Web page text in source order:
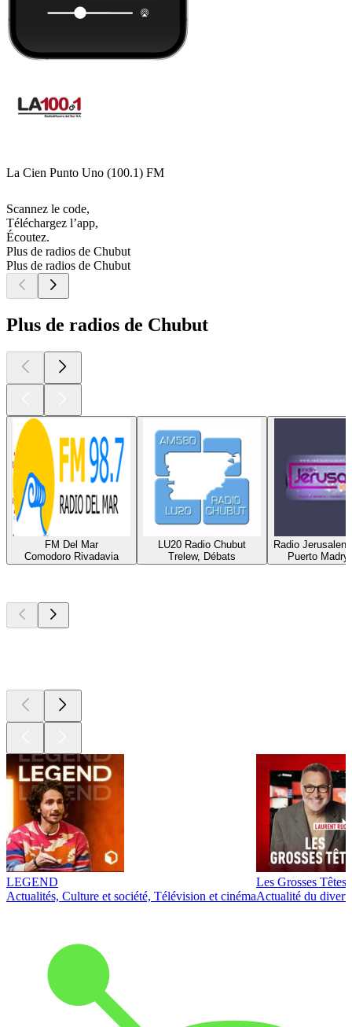
La Cien Punto Uno (100.1) FM
Scannez le code,
Téléchargez l’app,
Écoutez.
Plus de radios de Chubut
Plus de radios de Chubut
Plus de radios de Chubut
FM Del Mar
Comodoro Rivadavia
LU20 Radio Chubut
Trelew, Débats
Radio Jerusalen
Puerto
LEGEND
Actualités, Culture et société, Télévision et cinéma
Les Grosses Têtes
Actualité du